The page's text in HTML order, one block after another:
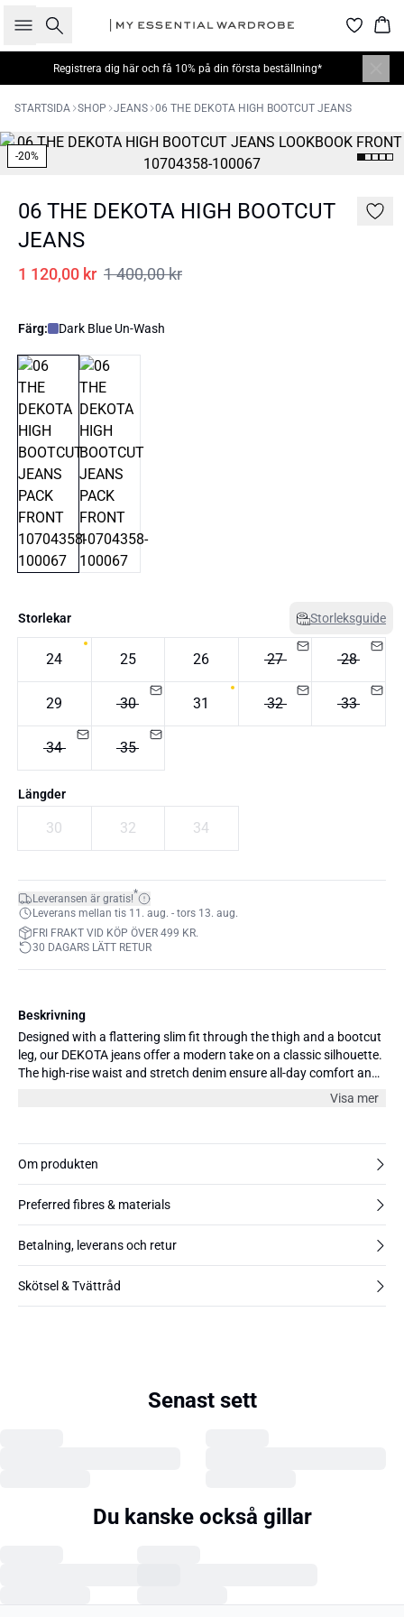
Sök
Registrera dig här och få 10% på din första beställning*
STARTSIDA SHOP JEANS 06 THE DEKOTA HIGH BOOTCUT JEANS
-20%
06 THE DEKOTA HIGH BOOTCUT
JEANS
1 120,00 kr 1 400,00 kr
Färg: Dark Blue Un-Wash
Storlekar Storleksguide
24 25 26 27 28
29 30 31 32 33
34 35
Längder
30 32 34
Leveransen är gratis!*
Leverans mellan tis 11. aug. - tors 13. aug.
FRI FRAKT VID KÖP ÖVER 499 KR.
30 DAGARS LÄTT RETUR
Beskrivning
Designed with a flattering slim fit through the thigh and a bootcut
leg, our DEKOTA jeans offer a modern take on a classic silhouette.
The high-rise waist and stretch denim ensure all-day comfort and
Visa mer
Om produkten
Preferred fibres & materials
Betalning, leverans och retur
Skötsel & Tvättråd
Senast sett
Du kanske också gillar